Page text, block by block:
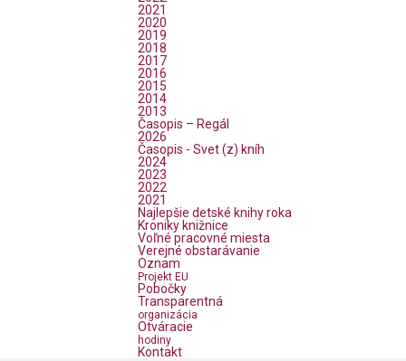
2021
2020
2019
2018
2017
2016
2015
2014
2013
Časopis – Regál
2026
Časopis - Svet (z) kníh
2024
2023
2022
2021
Najlepšie detské knihy roka
Kroniky knižnice
Voľné pracovné miesta
Verejné obstarávanie
Oznam
Projekt EU
Pobočky
Transparentná
organizácia
Otváracie
hodiny
Kontakt